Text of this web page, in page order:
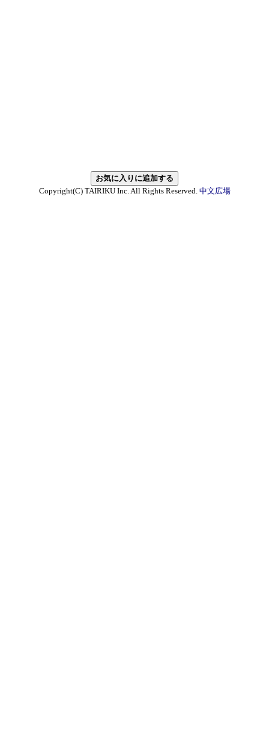
Copyright(C) TAIRIKU Inc. All Rights Reserved. 中文広場